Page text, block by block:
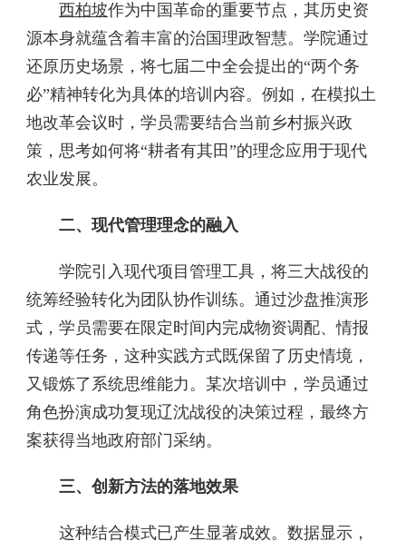
西柏坡作为中国革命的重要节点，其历史资
源本身就蕴含着丰富的治国理政智慧。学院通过
还原历史场景，将七届二中全会提出的“两个务
必”精神转化为具体的培训内容。例如，在模拟土
地改革会议时，学员需要结合当前乡村振兴政
策，思考如何将“耕者有其田”的理念应用于现代
农业发展。
二、现代管理理念的融入
学院引入现代项目管理工具，将三大战役的
统筹经验转化为团队协作训练。通过沙盘推演形
式，学员需要在限定时间内完成物资调配、情报
传递等任务，这种实践方式既保留了历史情境，
又锻炼了系统思维能力。某次培训中，学员通过
角色扮演成功复现辽沈战役的决策过程，最终方
案获得当地政府部门采纳。
三、创新方法的落地效果
这种结合模式已产生显著成效。数据显示，